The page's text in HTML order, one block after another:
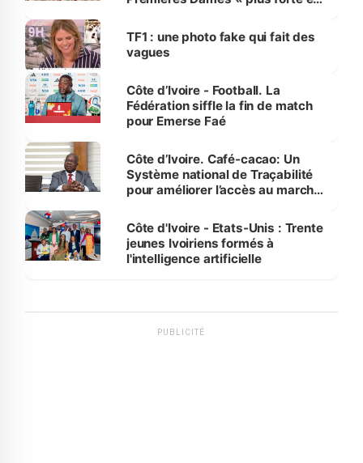
sur la scène internationale »
TF1 : une photo fake qui fait des
vagues
Côte d’Ivoire - Football. La
Fédération siffle la fin de match
pour Emerse Faé
Côte d’Ivoire. Café-cacao: Un
Système national de Traçabilité
pour améliorer l’accès au marché
Côte d'Ivoire - Etats-Unis : Trente
jeunes Ivoiriens formés à
l'intelligence artificielle
PUBLICITÉ